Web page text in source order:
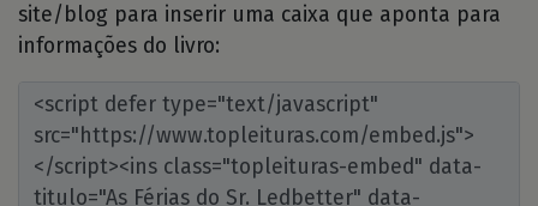
site/blog para inserir uma caixa que aponta para
informações do livro: